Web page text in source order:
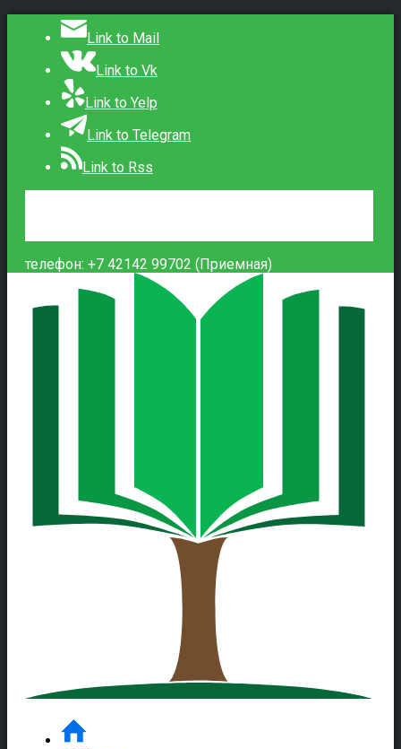
Link to Mail
Link to Vk
Link to Yelp
Link to Telegram
Link to Rss
телефон: +7 42142 99702 (Приемная)